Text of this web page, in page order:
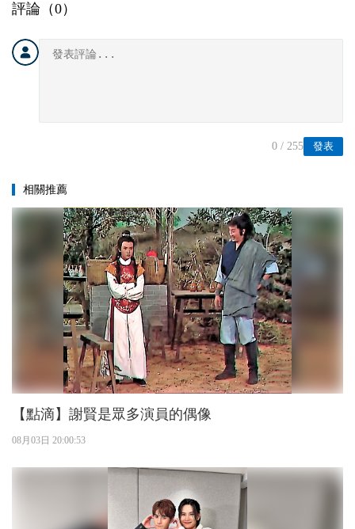
評論（0）
發表
0 / 255
相關推薦
【點滴】謝賢是眾多演員的偶像
08月03日 20:00:53